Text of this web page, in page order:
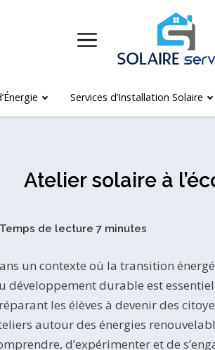
Services d’Installation Solaire
Atelier solaire à
un contexte où la transition
développement durable est
les élèves à devenir des
autour des énergies
d’expérimenter et de